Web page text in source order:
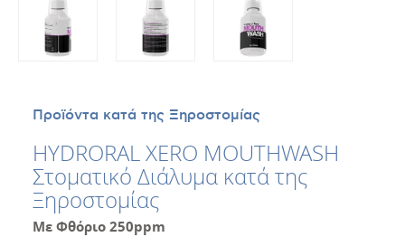
Προϊόντα κατά της Ξηροστομίας
HYDRORAL XERO MOUTHWASH
Στοματικό Διάλυμα κατά της
Ξηροστομίας
Με Φθόριο 250ppm